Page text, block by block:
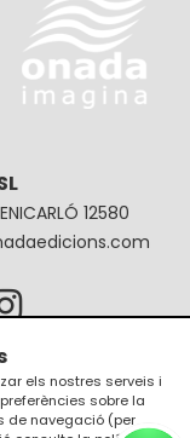
12580
de compra
els nostres serveis i
sobre la
de navegació (per